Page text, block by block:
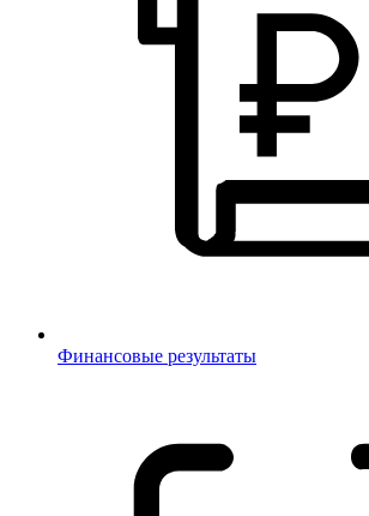
Финансовые результаты